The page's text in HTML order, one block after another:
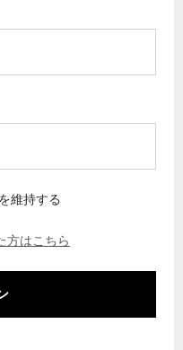
維持する
方はこちら